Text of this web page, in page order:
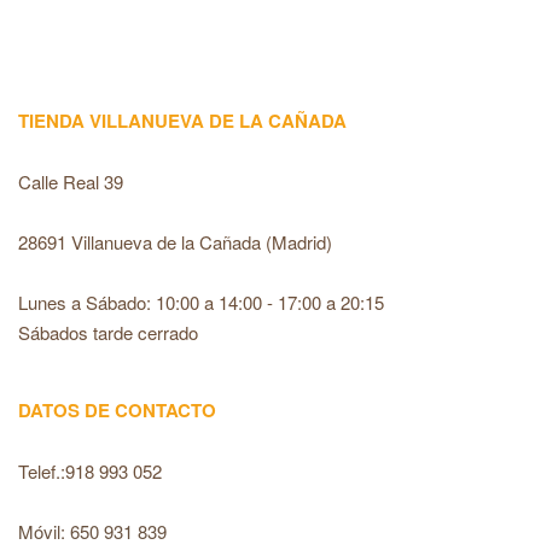
TIENDA VILLANUEVA DE LA CAÑADA
Calle Real 39
28691 Villanueva de la Cañada (Madrid)
Lunes a Sábado: 10:00 a 14:00 - 17:00 a 20:15
Sábados tarde cerrado
DATOS DE CONTACTO
Telef.:918 993 052
Móvil: 650 931 839